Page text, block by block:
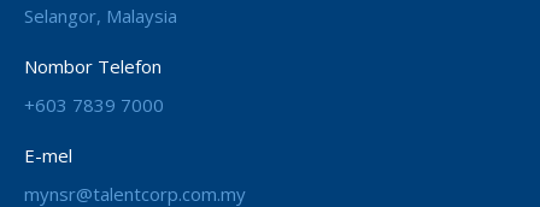
Selangor, Malaysia
Nombor Telefon
+603 7839 7000
E-mel
mynsr@talentcorp.com.my